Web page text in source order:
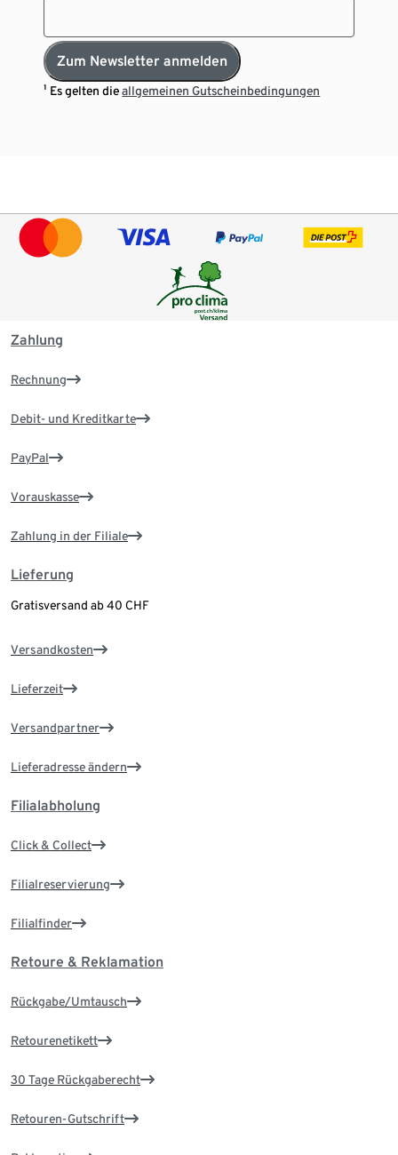
Zum Newsletter anmelden
¹ Es gelten dieallgemeinen Gutscheinbedingungen
Zahlung
Rechnung
Debit- und Kreditkarte
PayPal
Vorauskasse
Zahlung in der Filiale
Lieferung
Gratisversand ab 40 CHF
Versandkosten
Lieferzeit
Versandpartner
Lieferadresse ändern
Filialabholung
Click & Collect
Filialreservierung
Filialfinder
Retoure & Reklamation
Rückgabe/Umtausch
Retourenetikett
30 Tage Rückgaberecht
Retouren-Gutschrift